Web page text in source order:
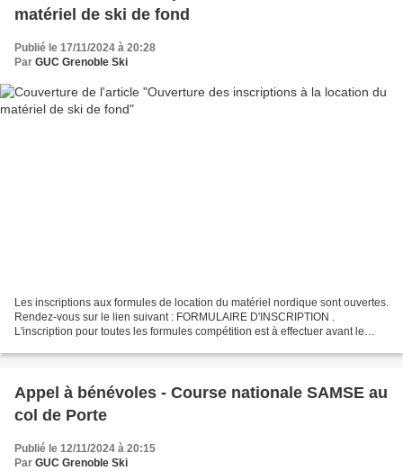
matériel de ski de fond
Publié le 17/11/2024 à 20:28
Par GUC Grenoble Ski
Les inscriptions aux formules de location du matériel nordique sont ouvertes.
Rendez-vous sur le lien suivant : FORMULAIRE D'INSCRIPTION .
L'inscription pour toutes les formules compétition est à effectuer avant le
Appel à bénévoles - Course nationale SAMSE au
col de Porte
Publié le 12/11/2024 à 20:15
Par GUC Grenoble Ski